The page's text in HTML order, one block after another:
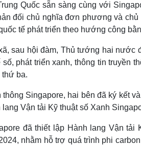
Quốc sẵn sàng cùng với
đối chủ nghĩa đơn phương và
tế phát triển theo hướng công
sau hội đàm, Thủ tướng hai nước
phát triển xanh, thông tin truyền
thứ ba.
thông Singapore, hai bên đã ký kết
Vận tải Kỹ thuật số Xanh
đã thiết lập Hành lang Vận
nhằm hỗ trợ quá trình phi